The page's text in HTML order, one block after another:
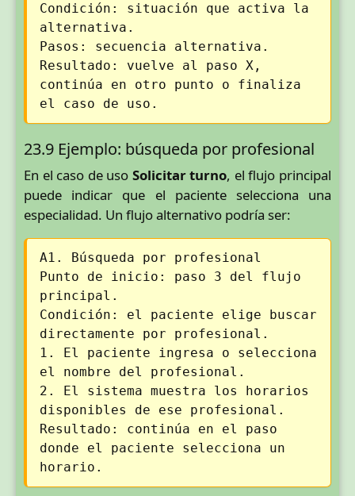
Condición: situación que activa la
alternativa.
Pasos: secuencia alternativa.
Resultado: vuelve al paso X,
continúa en otro punto o finaliza
el caso de uso.
23.9 Ejemplo: búsqueda por profesional
En el caso de uso Solicitar turno, el flujo principal
puede indicar que el paciente selecciona una
especialidad. Un flujo alternativo podría ser:
A1. Búsqueda por profesional
Punto de inicio: paso 3 del flujo
principal.
Condición: el paciente elige buscar
directamente por profesional.
1. El paciente ingresa o selecciona
el nombre del profesional.
2. El sistema muestra los horarios
disponibles de ese profesional.
Resultado: continúa en el paso
donde el paciente selecciona un
horario.